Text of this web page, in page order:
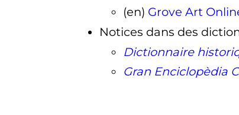
(en) Grove Art
Notices dans des
Dictionnaire
Gran Enciclopèdia